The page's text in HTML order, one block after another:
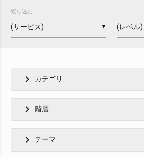
絞り込む
▼
chevron_right カテゴリ
chevron_right 階層
chevron_right テーマ